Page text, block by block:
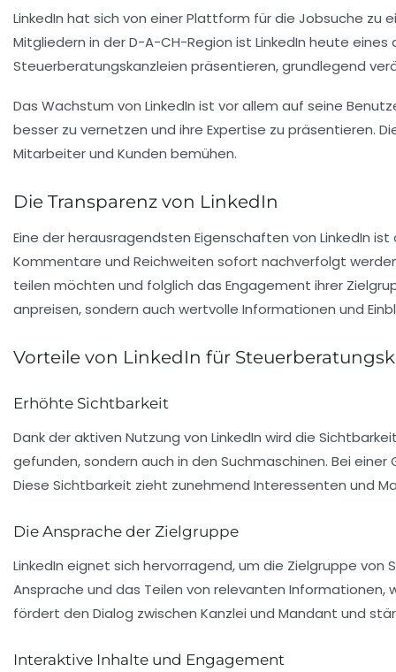
LinkedIn hat sich von einer Plattform für die Jobsuche zu
Mitgliedern in der D-A-CH-Region ist LinkedIn heute
Steuerberatungskanzleien präsentieren, grundlegend
Das Wachstum von LinkedIn ist vor allem auf seine
besser zu vernetzen und ihre Expertise zu präsentieren.
Mitarbeiter und Kunden bemühen.
Die Transparenz von LinkedIn
Eine der herausragendsten Eigenschaften von LinkedIn
Kommentare und Reichweiten sofort nachverfolgt
teilen möchten und folglich das Engagement ihrer
anpreisen, sondern auch wertvolle Informationen und
Vorteile von LinkedIn für
Erhöhte Sichtbarkeit
Dank der aktiven Nutzung von LinkedIn wird die
gefunden, sondern auch in den Suchmaschinen. Bei
Diese Sichtbarkeit zieht zunehmend Interessenten und
Die Ansprache der Zielgruppe
LinkedIn eignet sich hervorragend, um die Zielgruppe
Ansprache und das Teilen von relevanten
fördert den Dialog zwischen Kanzlei und Mandant und
Interaktive Inhalte und Engagement